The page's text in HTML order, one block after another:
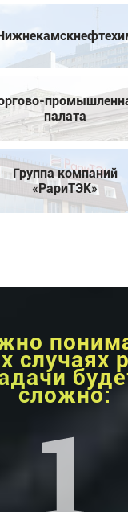
палата
Группа компаний
«РариТЭК»
случаях
сложно: